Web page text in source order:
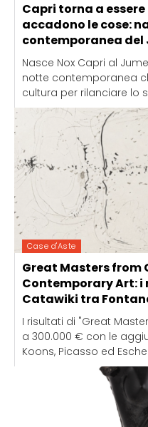
Capri torna a
accadono le cose:
contemporanea del
Nasce Nox Capri al
notte contemporanea
cultura per rilanciare lo
Case d'Aste
Great Masters from
Contemporary Art:
Catawiki tra
I risultati di "Great
a 300.000 € con le
Koons, Picasso ed